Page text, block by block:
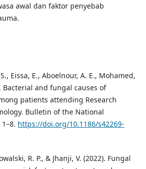
awal dan faktor penyebab
Eissa, E., Aboelnour, A. E., Mohamed,
Bacterial and fungal causes of
patients attending Research
Bulletin of the National
https://doi.org/10.1186/s42269-
R. P., & Jhanji, V. (2022). Fungal